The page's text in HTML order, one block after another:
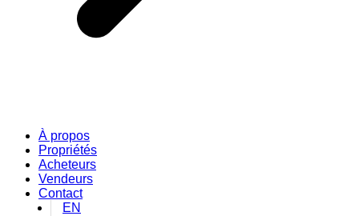
À propos
Propriétés
Acheteurs
Vendeurs
Contact
EN